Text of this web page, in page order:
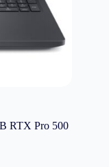
RTX Pro 500